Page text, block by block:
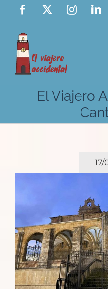
Saltar
contenido
Facebook
El Viajero
17/